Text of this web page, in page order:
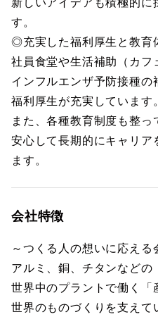
新しいアイデアも積極的
す。
◎充実した福利厚生と教育
社員食堂や生活補助（カフ
インフルエンザ予防接種の
福利厚生が充実しています。
また、各種教育制度も整っ
安心して長期的にキャリア
ます。
会社特徴
～つくる人の想いに応える
アルミ、銅、チタンなどの
世界中のプラントで働く「
世界のものづくりを支えて